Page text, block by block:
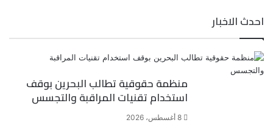
س
ك
ي
احدث الاخبار
منظمة حقوقية تطالب البحرين بوقف
استخدام تقنيات المراقبة والتجسس
8 أغسطس، 2026